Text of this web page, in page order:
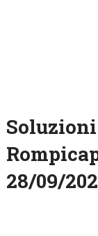
28/09/